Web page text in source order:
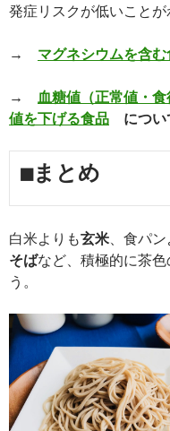
発症リスクが低いことが
→ マグネシウムを含む
→
血糖値（正常値・
値を下げる食品 につい
■まとめ
白米よりも玄米 、食パ
そばなど、積極的に茶
う。